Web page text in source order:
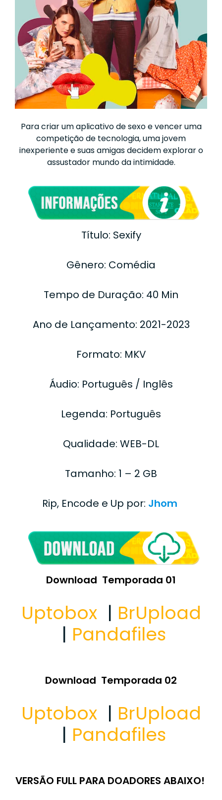
Para criar um aplicativo de sexo e vencer uma
competição de tecnologia, uma jovem
inexperiente e suas amigas decidem explorar o
assustador mundo da intimidade.
Título: Sexify
Gênero: Comédia
Tempo de Duração: 40 Min
Ano de Lançamento: 2021-2023
Formato: MKV
Áudio: Português / Inglês
Legenda: Português
Qualidade: WEB-DL
Tamanho: 1 – 2 GB
Rip, Encode e Up por: Jhom
Download Temporada 01
Uptobox | BrUpload
| Pandafiles
Download Temporada 02
Uptobox | BrUpload
| Pandafiles
VERSÃO FULL PARA DOADORES ABAIXO!